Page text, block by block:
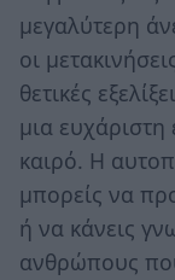
μεγαλύτερη
οι
θετικές
μια
καιρό. Η
μπορείς να
ή να κάνεις
ανθρώπους